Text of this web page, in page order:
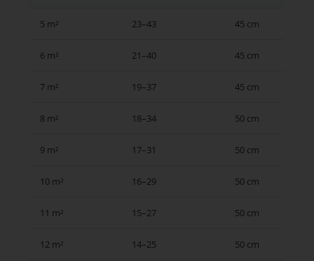
5 m² 23–43 45 cm
6 m² 21–40 45 cm
7 m² 19–37 45 cm
8 m² 18–34 50 cm
9 m² 17–31 50 cm
10 m² 16–29 50 cm
11 m² 15–27 50 cm
12 m² 14–25 50 cm